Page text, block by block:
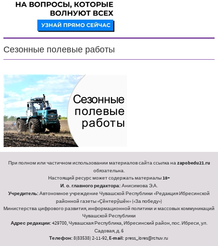
Сезонные полевые работы
При полном или частичном использовании материалов сайта ссылка наzapobedu21.ru
обязательна.
Настоящий ресурс может содержать материалы18+
И. о. главного редактора:Анисимова Э.А.
Учредитель:Автономное учреждение Чувашской Республики «Редакция Ибресинской
районной газеты «Ҫӗнтерӳшӗн» («За победу»)
Министерства цифрового развития, информационной политики и массовых коммуникаций
Чувашской Республики
Адрес редакции:429700, Чувашская Республика, Ибресинский район, пос. Ибреси, ул.
Садовая, д. 6
Телефон:8(83538) 2-11-92,E-mail:press_ibres@rchuv.ru